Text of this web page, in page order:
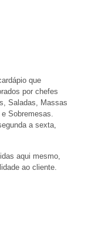
que
por chefes
Saladas, Massas
Sobremesas.
a sexta,
aqui mesmo,
ao cliente.